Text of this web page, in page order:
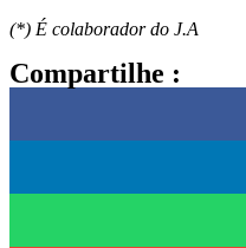
(*) É colaborador do J.A
Compartilhe :